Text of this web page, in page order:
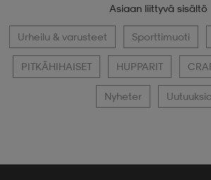
Asiaan liittyvä sisältö
Urheilu & varusteet Sporttimuoti
PITKÄHIHAISET HUPPARIT
Nyheter Uutuuksia